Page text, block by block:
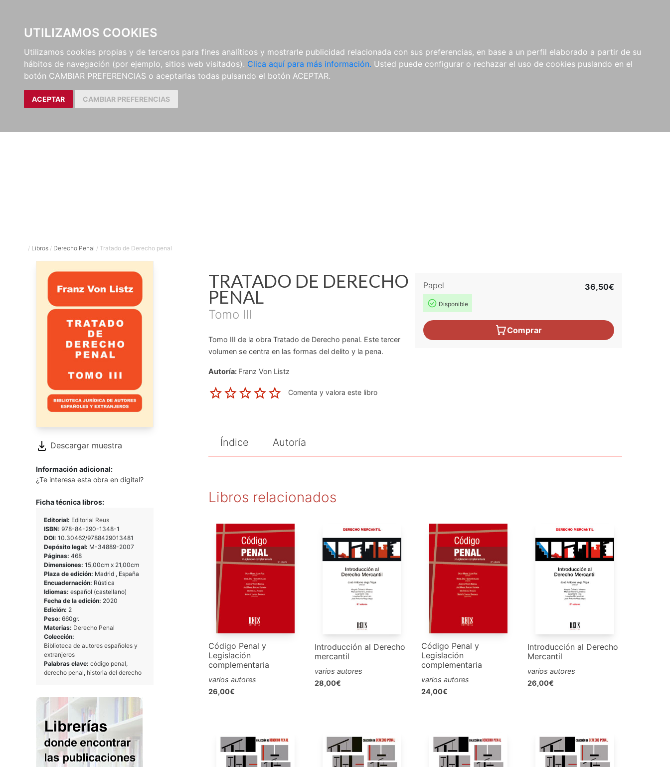
UTILIZAMOS COOKIES
Utilizamos cookies propias y de terceros para fines analíticos y mostrarle publicidad relacionada con sus preferencias, en base a un perfil elaborado a partir de su
hábitos de navegación (por ejemplo, sitios web visitados). Clica aquí para más información. Usted puede configurar o rechazar el uso de cookies puslando en el
botón CAMBIAR PREFERENCIAS o aceptarlas todas pulsando el botón ACEPTAR.
ACEPTAR CAMBIAR PREFERENCIAS
EDITORIAL E-BOOKS
LibrosAutoresColecciones
/ Libros / Derecho Penal / Tratado de Derecho penal
Descargar muestra
Información adicional:
¿Te interesa esta obra en digital?
Ficha técnica libros:
Editorial: Editorial Reus
ISBN: 978-84-290-1348-1
DOI: 10.30462/9788429013481
Depósito legal: M-34889-2007
Páginas: 468
Dimensiones: 15,00cm x 21,00cm
Plaza de edición: Madrid , España
Encuadernación: Rústica
Idiomas: español (castellano)
Fecha de la edición: 2020
Edición: 2
Peso: 660gr.
Materias: Derecho Penal
Colección:
Biblioteca de autores españoles y
extranjeros
Palabras clave: código penal,
derecho penal, historia del derecho
TRATADO DE DERECHO
PENAL
Tomo III
Tomo III de la obra Tratado de Derecho penal. Este tercer
volumen se centra en las formas del delito y la pena.
Autoría: Franz Von Listz
Comenta y valora este libro
Papel
Disponible
36,50€
Comprar
Índice Autoría
Libros relacionados
Código Penal y
Legislación
complementaria
varios autores
26,00€
Introducción al Derecho
mercantil
varios autores
28,00€
Código Penal y
Legislación
complementaria
varios autores
24,00€
Introducción al Derecho
Mercantil
varios autores
26,00€